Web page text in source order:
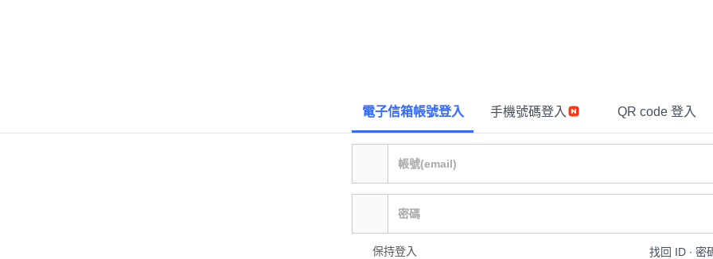
電子信箱帳號登入 手機號碼登入 QR code 登入
保持登入 找回 ID ∙ 密